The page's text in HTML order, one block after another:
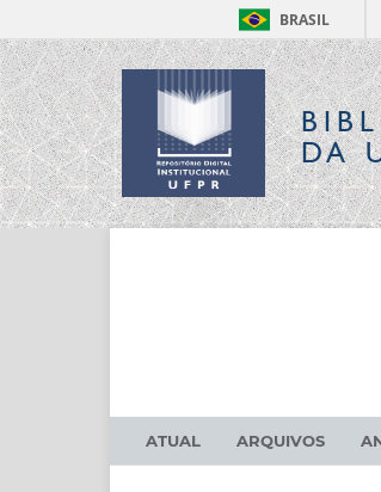
BRASIL
DA
ATUAL ARQUIVOS